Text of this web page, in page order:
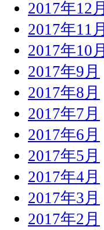
2017年12月
2017年11月
2017年10月
2017年9月
2017年8月
2017年7月
2017年6月
2017年5月
2017年4月
2017年3月
2017年2月